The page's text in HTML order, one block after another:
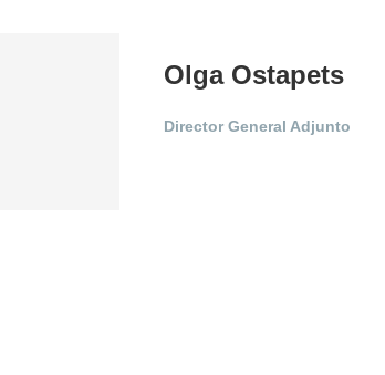
Olga Ostapets
Director General Adjunto